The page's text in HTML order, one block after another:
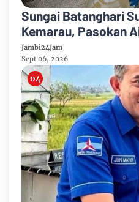
Sungai Batanghari
Kemarau, Pasokan
Mayang Jambi Keruh
Jambi24Jam
Sept 06, 2026